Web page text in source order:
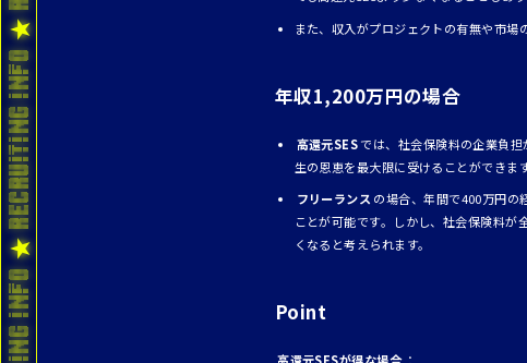
また、収入がプロジェクトの有無や市場
年収1,200万円の場合
高還元SESでは、社会保険料の企業負
生の恩恵を最大限に受けることができます
フリーランス の場合、年間で400万円の
ことが可能です。しかし、社会保険料
くなると考えられます。
Point